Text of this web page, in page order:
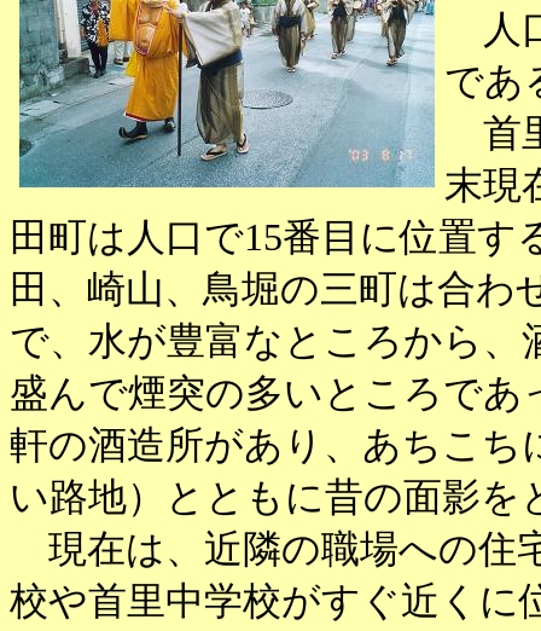
人
であ
首
末現
田町は人口で15番目に位置
田、崎山、鳥堀の三町は合
で、水が豊富なところから、
盛んで煙突の多いところで
軒の酒造所があり、あちこち
い路地）とともに昔の面影を
現在は、近隣の職場への住
校や首里中学校がすぐ近くに